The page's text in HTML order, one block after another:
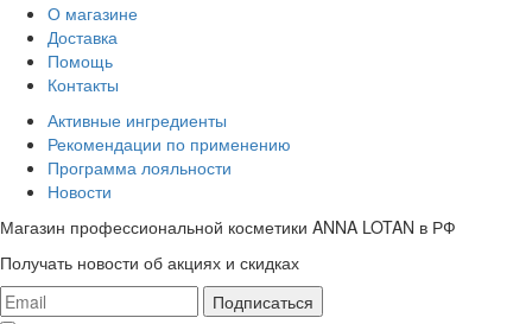
О магазине
Доставка
Помощь
Контакты
Активные ингредиенты
Рекомендации по применению
Программа лояльности
Новости
Магазин профессиональной косметики ANNA LOTAN в РФ
Получать новости об акциях и скидках
Подписаться